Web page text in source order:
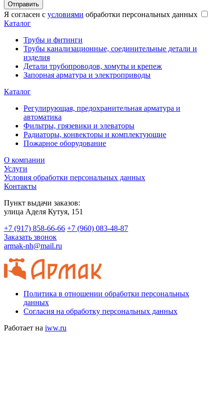
Отправить
Я согласен с условиями обработки персональных данных
Каталог
Трубы и фитинги
Трубы канализационные, соединительные детали и
изделия
Детали трубопроводов, хомуты и крепеж
Запорная арматура и электроприводы
Каталог
Регулирующая, предохранительная арматура и
автоматика
Фильтры, грязевики и элеваторы
Радиаторы, конвекторы и комплектующие
Пожарное оборудование
О компании
Услуги
Условия обработки персональных данных
Контакты
Пункт выдачи заказов:
​улица Аделя Кутуя, 151
+7 (917) 858-66-66 +7 (960) 083-48-87
Заказать звонок
armak-nh@mail.ru
Политика в отношении обработки персональных
данных
Согласия на обработку персональных данных
Работает на iww.ru